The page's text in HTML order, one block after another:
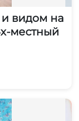
видом на
местный